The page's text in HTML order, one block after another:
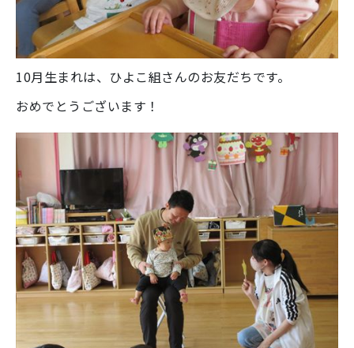
10月生まれは、ひよこ組さんのお友だちです。
おめでとうございます！